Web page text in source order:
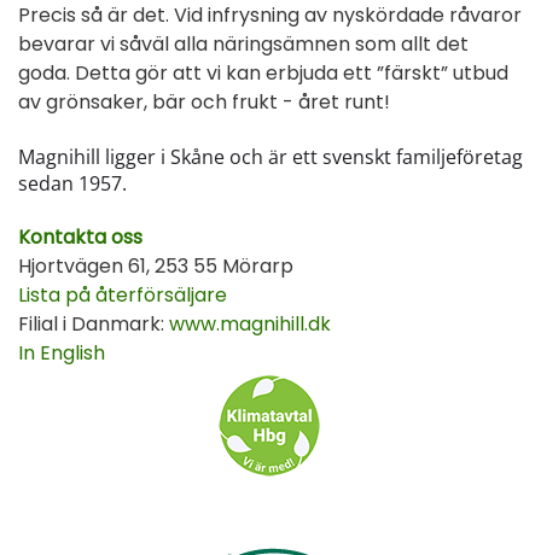
Precis så är det. Vid infrysning av nyskördade råvaror
bevarar vi såväl alla näringsämnen som allt det
goda. Detta gör att vi kan erbjuda ett ”färskt” utbud
av grönsaker, bär och frukt - året runt!
Magnihill ligger i Skåne och är ett svenskt familjeföretag
sedan 1957.
Kontakta oss
Hjortvägen 61, 253 55 Mörarp
Lista på återförsäljare
Filial i Danmark: www.magnihill.dk
In English